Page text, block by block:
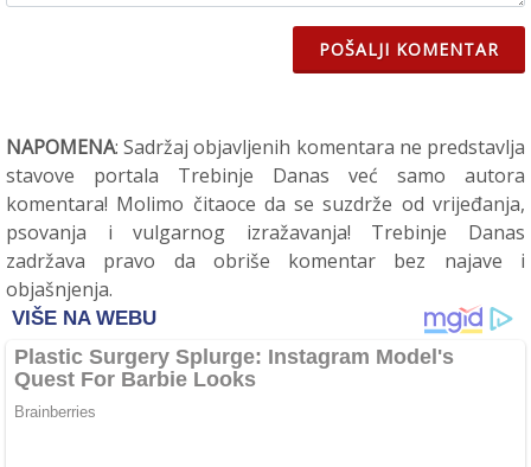
POŠALJI KOMENTAR
NAPOMENA: Sadržaj objavljenih komentara ne predstavlja
stavove portala Trebinje Danas već samo autora
komentara! Molimo čitaoce da se suzdrže od vrijeđanja,
psovanja i vulgarnog izražavanja! Trebinje Danas
zadržava pravo da obriše komentar bez najave i
objašnjenja.